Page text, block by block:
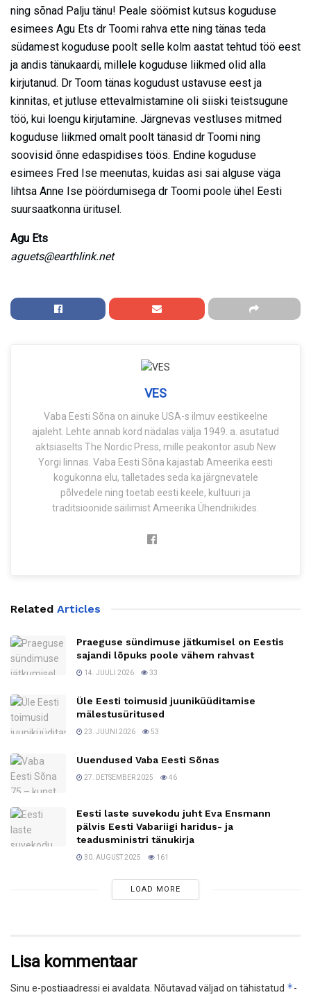
ning sõnad Palju tänu! Peale söömist kutsus koguduse
esimees Agu Ets dr Toomi rahva ette ning tänas teda
südamest koguduse poolt selle kolm aastat tehtud töö eest
ja andis tänukaardi, millele koguduse liikmed olid alla
kirjutanud. Dr Toom tänas kogudust ustavuse eest ja
kinnitas, et jutluse ettevalmistamine oli siiski teistsugune
töö, kui loengu kirjutamine. Järgnevas vestluses mitmed
koguduse liikmed omalt poolt tänasid dr Toomi ning
soovisid õnne edaspidises töös. Endine koguduse
esimees Fred Ise meenutas, kuidas asi sai alguse väga
lihtsa Anne Ise pöördumisega dr Toomi poole ühel Eesti
suursaatkonna üritusel.
Agu Ets
aguets@earthlink.net
VES
Vaba Eesti Sõna on ainuke USA-s ilmuv eestikeelne
ajaleht. Lehte annab kord nädalas välja 1949. a. asutatud
aktsiaselts The Nordic Press, mille peakontor asub New
Yorgi linnas. Vaba Eesti Sõna kajastab Ameerika eesti
kogukonna elu, talletades seda ka järgnevatele
põlvedele ning toetab eesti keele, kultuuri ja
traditsioonide säilimist Ameerika Ühendriikides.
Related Articles
Praeguse sündimuse jätkumisel on Eestis
sajandi lõpuks poole vähem rahvast
14. JUULI 2026 33
Üle Eesti toimusid juuniküüditamise
mälestusüritused
23. JUUNI 2026 53
Uuendused Vaba Eesti Sõnas
27. DETSEMBER 2025 46
Eesti laste suvekodu juht Eva Ensmann
pälvis Eesti Vabariigi haridus- ja
teadusministri tänukirja
30. AUGUST 2025 161
LOAD MORE
Lisa kommentaar
Sinu e-postiaadressi ei avaldata. Nõutavad väljad on tähistatud *-